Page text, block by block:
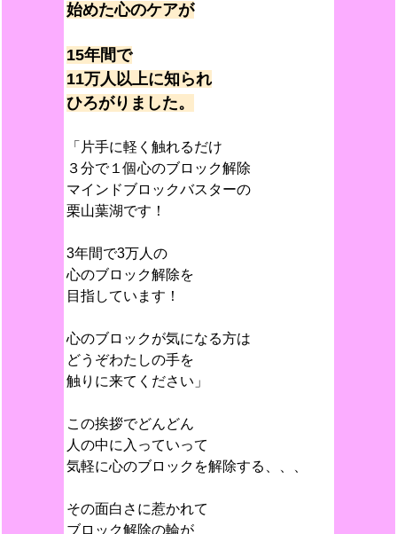
始めた心のケアが
15年間で
11万人以上に知られ
ひろがりました。
「片手に軽く触れるだけ
３分で１個心のブロック解除
マインドブロックバスターの
栗山葉湖です！
3年間で3万人の
心のブロック解除を
目指しています！
心のブロックが気になる方は
どうぞわたしの手を
触りに来てください」
この挨拶でどんどん
人の中に入っていって
気軽に心のブロックを解除する、、、
その面白さに惹かれて
ブロック解除の輪が